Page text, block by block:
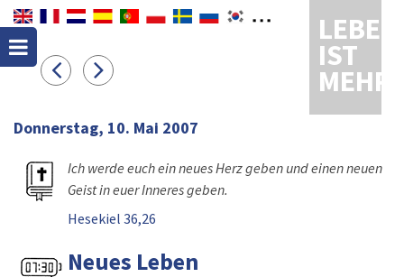
LEBEN
IST
MEHR
Donnerstag, 10. Mai 2007
Ich werde euch ein neues Herz geben und einen neuen
Geist in euer Inneres geben.
Hesekiel 36,26
Neues Leben